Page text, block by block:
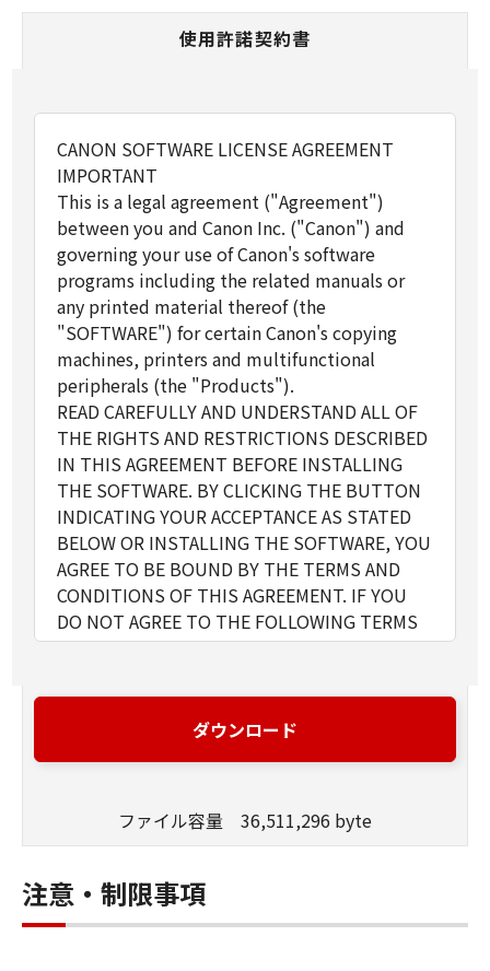
使用許諾契約書
CANON SOFTWARE LICENSE AGREEMENT
IMPORTANT
This is a legal agreement ("Agreement")
between you and Canon Inc. ("Canon") and
governing your use of Canon's software
programs including the related manuals or
any printed material thereof (the
"SOFTWARE") for certain Canon's copying
machines, printers and multifunctional
peripherals (the "Products").
READ CAREFULLY AND UNDERSTAND ALL OF
THE RIGHTS AND RESTRICTIONS DESCRIBED
IN THIS AGREEMENT BEFORE INSTALLING
THE SOFTWARE. BY CLICKING THE BUTTON
INDICATING YOUR ACCEPTANCE AS STATED
BELOW OR INSTALLING THE SOFTWARE, YOU
AGREE TO BE BOUND BY THE TERMS AND
CONDITIONS OF THIS AGREEMENT. IF YOU
DO NOT AGREE TO THE FOLLOWING TERMS
AND CONDITIONS OF THIS AGREEMENT, DO
1. GRANT OF LICENSE
Canon grants you a personal, limited and non-
SOFTWARE solely for the use with Products
connected to the Products (the "Designated
Computer").
You may allow other users of other
ダウンロード
ファイル容量 36,511,296 byte
注意・制限事項